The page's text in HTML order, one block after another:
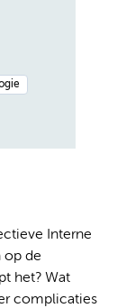
Interne
op de
het? Wat
complicaties